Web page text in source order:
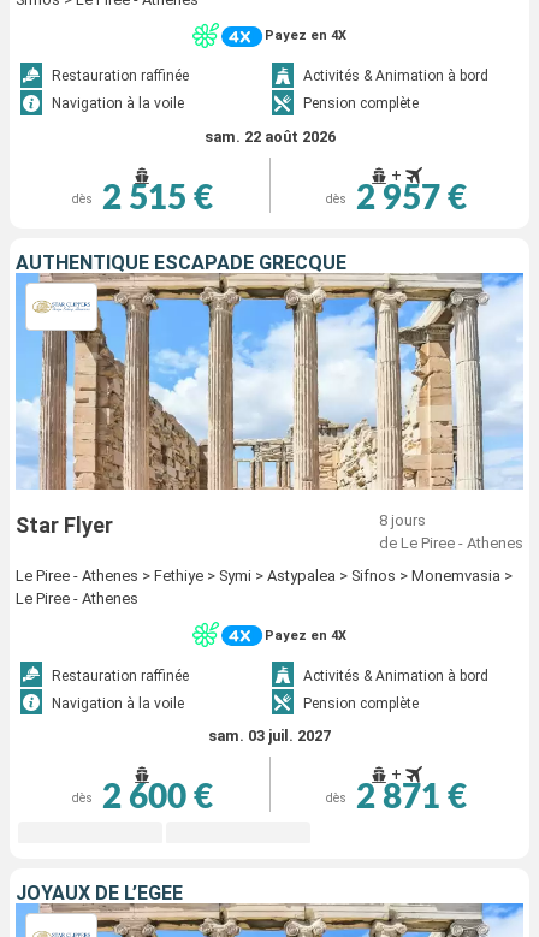
Payez en 4X
Restauration raffinée
Activités & Animation à bord
Navigation à la voile
Pension complète
sam. 22 août 2026
dès 2 515 €
+
dès 2 957 €
AUTHENTIQUE ESCAPADE GRECQUE
Star Flyer
8 jours
de Le Piree - Athenes
Le Piree - Athenes > Fethiye > Symi > Astypalea > Sifnos > Monemvasia >
Le Piree - Athenes
Payez en 4X
Restauration raffinée
Activités & Animation à bord
Navigation à la voile
Pension complète
sam. 03 juil. 2027
dès 2 600 €
+
dès 2 871 €
JOYAUX DE L’ÉGÉE